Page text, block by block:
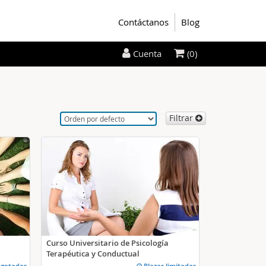
Contáctanos Blog
Filtrar
Curso Universitario de Psicología
Terapéutica y Conductual
Cuenta (0)